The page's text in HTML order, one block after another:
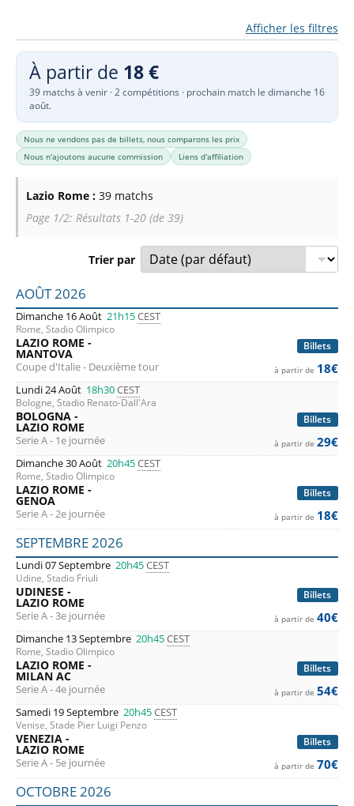
Afficher les filtres
À partir de 18 €
39 matchs à venir · 2 compétitions · prochain match le dimanche 16
août.
Nous ne vendons pas de billets, nous comparons les prix
Nous n'ajoutons aucune commission
Liens d'affiliation
Lazio Rome : 39 matchs
Page 1/2: Résultats 1-20 (de 39)
Trier par
Liste des prochains matchs : Lazio Rome. Colonne 1 :
AOÛT 2026
Dimanche 16 Août 21h15CEST
Rome, Stadio Olimpico
Billets
LAZIO ROME -
MANTOVA
Coupe d'Italie - Deuxième tour à partir de 18€
Lundi 24 Août 18h30CEST
Bologne, Stadio Renato-Dall'Ara
Billets
BOLOGNA -
LAZIO ROME
Serie A - 1e journée à partir de 29€
Dimanche 30 Août 20h45CEST
Rome, Stadio Olimpico
Billets
LAZIO ROME -
GENOA
Serie A - 2e journée à partir de 18€
SEPTEMBRE 2026
Lundi 07 Septembre 20h45CEST
Udine, Stadio Friuli
Billets
UDINESE -
LAZIO ROME
Serie A - 3e journée à partir de 40€
Dimanche 13 Septembre 20h45CEST
Rome, Stadio Olimpico
Billets
LAZIO ROME -
MILAN AC
Serie A - 4e journée à partir de 54€
Samedi 19 Septembre 20h45CEST
Venise, Stade Pier Luigi Penzo
Billets
VENEZIA -
LAZIO ROME
Serie A - 5e journée à partir de 70€
OCTOBRE 2026